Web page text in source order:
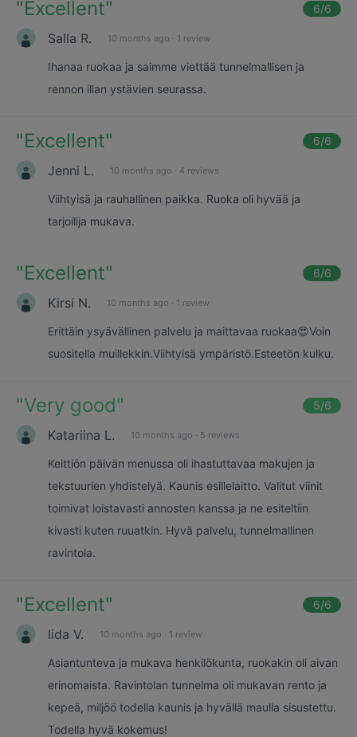
"Excellent" 6/6
Salla R. 10 months ago · 1 review
Ihanaa ruokaa ja saimme viettää tunnelmallisen ja
rennon illan ystävien seurassa.
"Excellent" 6/6
Jenni L. 10 months ago · 4 reviews
Viihtyisä ja rauhallinen paikka. Ruoka oli hyvää ja
tarjoilija mukava.
"Excellent" 6/6
Kirsi N. 10 months ago · 1 review
Erittäin ysyävällinen palvelu ja maittavaa ruokaa😍Voin
suositella muillekkin.Viihtyisä ympäristö.Esteetön kulku.
"Very good" 5/6
Katariina L. 10 months ago · 5 reviews
Keittiön päivän menussa oli ihastuttavaa makujen ja
tekstuurien yhdistelyä. Kaunis esillelaitto. Valitut viinit
toimivat loistavasti annosten kanssa ja ne esiteltiin
kivasti kuten ruuatkin. Hyvä palvelu, tunnelmallinen
ravintola.
"Excellent" 6/6
Iida V. 10 months ago · 1 review
Asiantunteva ja mukava henkilökunta, ruokakin oli aivan
erinomaista. Ravintolan tunnelma oli mukavan rento ja
kepeä, miljöö todella kaunis ja hyvällä maulla sisustettu.
Todella hyvä kokemus!